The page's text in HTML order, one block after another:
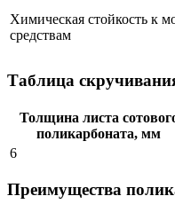
Химическая стойкость к
средствам
Таблица
Толщина листа
поликарбоната, мм
6
Преимущества